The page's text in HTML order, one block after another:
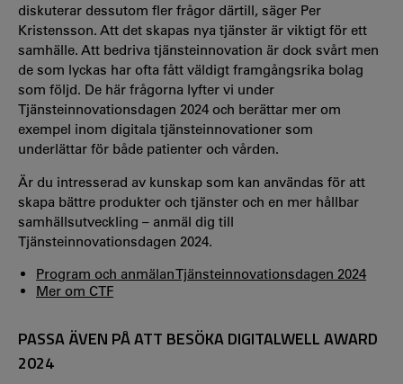
diskuterar dessutom fler frågor därtill, säger Per
Kristensson. Att det skapas nya tjänster är viktigt för ett
samhälle. Att bedriva tjänsteinnovation är dock svårt men
de som lyckas har ofta fått väldigt framgångsrika bolag
som följd. De här frågorna lyfter vi under
Tjänsteinnovationsdagen 2024 och berättar mer om
exempel inom digitala tjänsteinnovationer som
underlättar för både patienter och vården.
Är du intresserad av kunskap som kan användas för att
skapa bättre produkter och tjänster och en mer hållbar
samhällsutveckling – anmäl dig till
Tjänsteinnovationsdagen 2024.
Program och anmälan Tjänsteinnovationsdagen 2024
Mer om CTF
PASSA ÄVEN PÅ ATT BESÖKA DIGITALWELL AWARD
2024